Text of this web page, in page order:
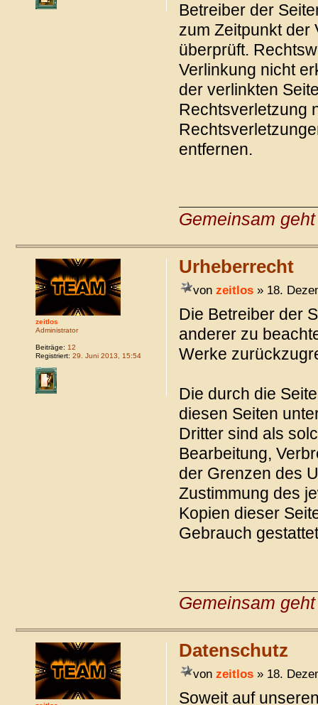
Betreiber der
zum Zeitpunkt der
überprüft.
Verlinkung nicht
der verlinkten
Rechtsverletzung
entfernen.
Gemeinsam
Urheberrecht
von zeitlos» 18.
Die Betreiber der
anderer zu
Werke
Die durch die
diesen Seiten
Dritter sind als
Bearbeitung,
der Grenzen des
Zustimmung des
Kopien dieser
Gebrauch
Gemeinsam
zeitlos
Administrator
Beiträge: 12
Registriert: 29. Juni 2013, 15:54
Datenschutz
von zeitlos» 18.
Soweit auf